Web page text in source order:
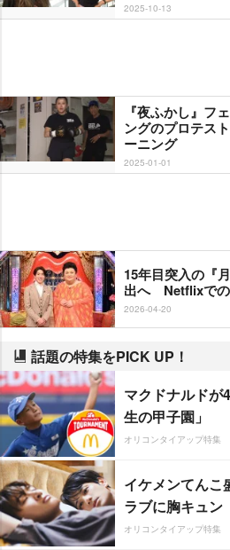
2025-10-13
『夜ふかし』フ
ングのプロテス
ーニング
2025-01-01
15年目突入の『
出へ Netflixでの
2026-04-20
話題の特集をPICK UP！
マクドナルドが
生の甲子園」
オリコンタイアップ特集
イケメンてんこ
ラブに胸キュン
オリコンタイアップ特集